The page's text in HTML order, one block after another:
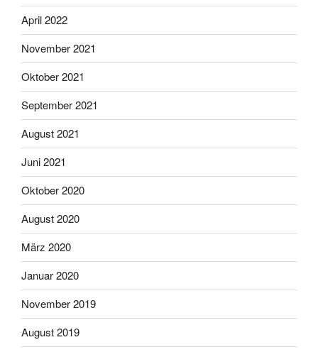
April 2022
November 2021
Oktober 2021
September 2021
August 2021
Juni 2021
Oktober 2020
August 2020
März 2020
Januar 2020
November 2019
August 2019